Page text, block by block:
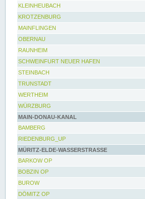
KLEINHEUBACH
KROTZENBURG
MAINFLINGEN
OBERNAU
RAUNHEIM
SCHWEINFURT NEUER HAFEN
STEINBACH
TRUNSTADT
WERTHEIM
WÜRZBURG
MAIN-DONAU-KANAL
BAMBERG
RIEDENBURG_UP
MÜRITZ-ELDE-WASSERSTRASSE
BARKOW OP
BOBZIN OP
BUROW
DÖMITZ OP